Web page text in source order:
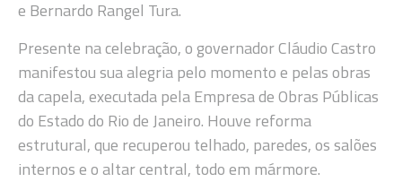
e Bernardo Rangel Tura.
Presente na celebração, o governador Cláudio Castro
manifestou sua alegria pelo momento e pelas obras
da capela, executada pela Empresa de Obras Públicas
do Estado do Rio de Janeiro. Houve reforma
estrutural, que recuperou telhado, paredes, os salões
internos e o altar central, todo em mármore.